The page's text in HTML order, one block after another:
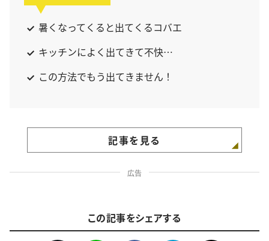
暑くなってくると出てくるコバエ
キッチンによく出てきて不快…
この方法でもう出てきません！
記事を見る
広告
この記事をシェアする